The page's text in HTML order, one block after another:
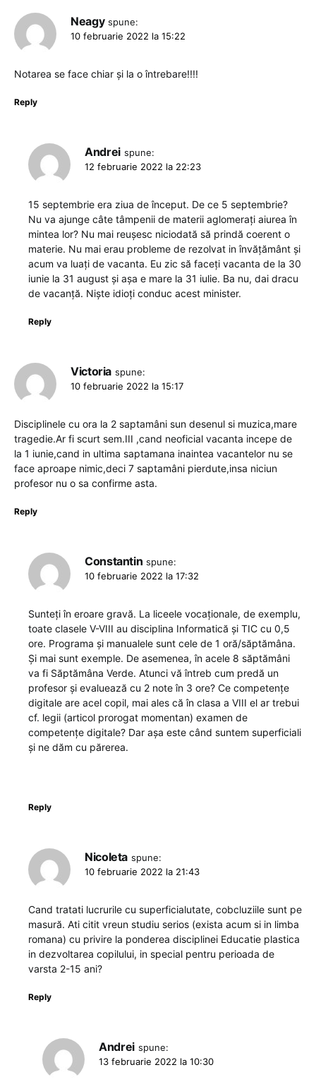
Neagy spune:
10 februarie 2022 la 15:22
Notarea se face chiar și la o întrebare!!!!
Reply
Andrei spune:
12 februarie 2022 la 22:23
15 septembrie era ziua de început. De ce 5 septembrie?
Nu va ajunge câte tâmpenii de materii aglomerați aiurea în
mintea lor? Nu mai reușesc niciodată să prindă coerent o
materie. Nu mai erau probleme de rezolvat in învățământ și
acum va luați de vacanta. Eu zic să faceți vacanta de la 30
iunie la 31 august și așa e mare la 31 iulie. Ba nu, dai dracu
de vacanță. Niște idioți conduc acest minister.
Reply
Victoria spune:
10 februarie 2022 la 15:17
Disciplinele cu ora la 2 saptamâni sun desenul si muzica,mare
tragedie.Ar fi scurt sem.III ,cand neoficial vacanta incepe de
la 1 iunie,cand in ultima saptamana inaintea vacantelor nu se
face aproape nimic,deci 7 saptamâni pierdute,insa niciun
profesor nu o sa confirme asta.
Reply
Constantin spune:
10 februarie 2022 la 17:32
Sunteți în eroare gravă. La liceele vocaționale, de exemplu,
toate clasele V-VIII au disciplina Informatică și TIC cu 0,5
ore. Programa și manualele sunt cele de 1 oră/săptămâna.
Și mai sunt exemple. De asemenea, în acele 8 săptămâni
va fi Săptămâna Verde. Atunci vă întreb cum predă un
profesor și evaluează cu 2 note în 3 ore? Ce competențe
digitale are acel copil, mai ales că în clasa a VIII el ar trebui
cf. legii (articol prorogat momentan) examen de
competențe digitale? Dar așa este când suntem superficiali
și ne dăm cu părerea.
Reply
Nicoleta spune:
10 februarie 2022 la 21:43
Cand tratati lucrurile cu superficialutate, cobcluziile sunt pe
masură. Ati citit vreun studiu serios (exista acum si in limba
romana) cu privire la ponderea disciplinei Educatie plastica
in dezvoltarea copilului, in special pentru perioada de
varsta 2-15 ani?
Reply
Andrei spune:
13 februarie 2022 la 10:30